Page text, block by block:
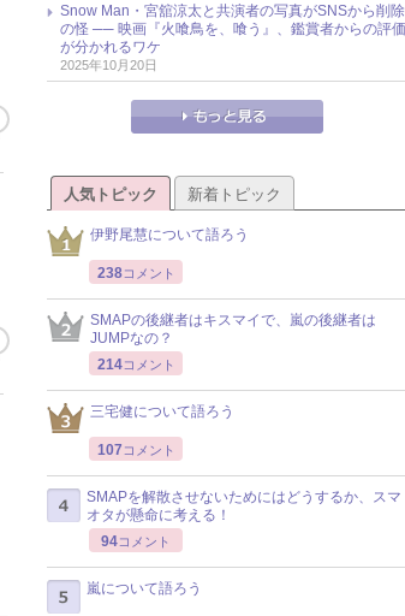
Snow Man・宮舘涼太と共演者の写真がSNSから削除
の怪 ── 映画『火喰鳥を、喰う』、鑑賞者からの評価
が分かれるワケ
2025年10月20日
人気トピック 新着トピック
伊野尾慧について語ろう
238コメント
SMAPの後継者はキスマイで、嵐の後継者は
JUMPなの？
214コメント
三宅健について語ろう
107 コメント
SMAPを解散させないためにはどうするか、スマ
オタが懸命に考える！
94コメント
嵐について語ろう